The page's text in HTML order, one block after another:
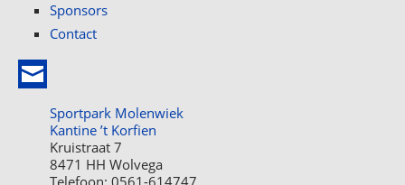
Sponsors
Contact
Sportpark Molenwiek
Kantine ’t Korfien
Kruistraat 7
8471 HH Wolvega
Telefoon: 0561-614747